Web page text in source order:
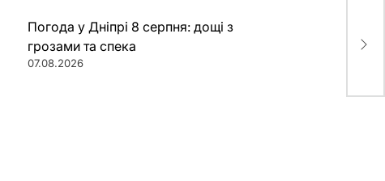
Погода у Дніпрі 8 серпня: дощі з
грозами та спека
07.08.2026